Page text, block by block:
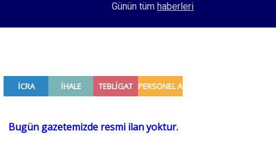
'Konya’da taşınması istenirken iş
Günün tüm haberleri